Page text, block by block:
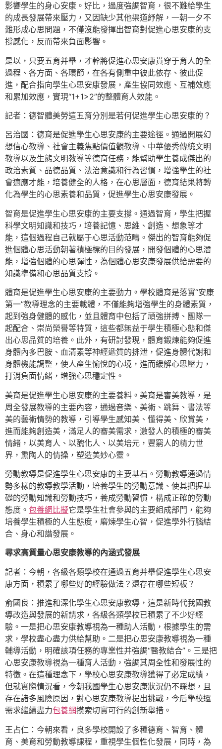
影響學生的身心安康。好比，過度強調智育，很不難給學生
的成長發展帶來壓力，又因缺少其他渠道紓解，一朝一夕不
難形成心思問題，不僅沒能發揮出智育對促進心思安康的支
撐感化，反而帶來負面影響。
是以，只要五育并舉，才幹將促進心思安康貫穿于育人的全
過程、各方面、各環節，在各有側重中彼此依存、彼此促
進，配合指向學生心思安康發展，產生協同效應、互補效應
和累加效應，實現“1+1>2”的整體育人效能。
記者：德智體美勞這五育分別是若何促進學生心思安康的？
呂治國：德育是促進學生心思安康的主要途徑。通過開展幻
想信心教導、社會主義焦點價值觀教導、中華優秀傳統文明
教導以及生態文明教導等德育任務，能幫助學生養成傑出的
政治素質、品德品質、法治意識和行為習慣，增強學生的社
會適應才能，培養健全的人格，在心思層面，德育結果將轉
化為學生的心思素養和品質，促進學生心思安康發展。
智育是促進學生心思安康的主要支撐。通過智育，學生把握
科學文明知識和技巧，培養記憶、思維、創造、想象等才
能，這個過程自己就屬于心思活動范疇。傑出的智育能夠促
進個體心思活動朝著積極標的目的發展，開發個體的心思潛
能，增強個體的心思彈性，為個體心思安康發展供給需要的
知識準備和心思品質支撐。
體育是促進學生心思安康的主要動力。學校體育是落實“安康
第一”教導理念的主要載體，不僅能夠增強學生的身體素質，
起到強身健體的感化，並且體育中包括了頑強拼搏、團隊一
起配合、崇尚榮譽等特質，這些都無益于學生積極心態和傑
出心思品質的培養。此外，有研討發現，體育鍛煉能夠促進
身體內多巴胺、血清素等神經遞質的排泄，促進身體代謝和
身體機能調整，使人產生愉悅的心境，進而緩解心思壓力，
打消負面情緒，增強心思穩定性。
美育是促進學生心思安康的主要養料。美育是審美教導，是
周全發展教導的主要內容，通過音樂、美術、跳舞、書法等
美的藝術情勢的教導，引導學生感知美、懂得美、欣賞美，
進而能夠創造美，滿足人的審美需求，激發人的積極的審美
情緒，以美育人、以醜化人、以美培元，豐窮人的精力世
界，熏陶人的情操，塑造美妙心靈。
勞動教導是促進學生心思安康的主要基石。勞動教導通過情
勢多樣的教導教學活動，培養學生的勞動意識、使其把握基
礎的勞動知識和勞動技巧，養成勞動習慣，構成正確的勞動
態度。 包養網比擬它是學生社會參與的主要組成部門，能夠
培養學生積極的人生態度，磨煉學生心智，促進學外行腦結
合、身心和諧發展。
尋求高質量心思安康教導的內涵式發展
記者：今朝，各級各類學校在通過五育并舉促進學生心思安
康方面，積累了哪些好的經驗做法？還存在哪些短板？
俞國良：推進和深化學生心思安康教導，這是新時代我國教
導改造與發展的新請求，各級各類學校已積累了不少好經
驗。一是把心思安康教導視為一種助人活動，根據學生的需
求，學校盡心盡力供給幫助。二是把心思安康教導視為一種
輔導活動，明確該項任務的專業性并強調“醫教結合”。三是把
心思安康教導視為一種育人活動，強調其周全性和發展性的
特徵。在這種理念下，學校心思安康教導獲得了必定成績，
但就實際情況看，今朝我國學生心思安康狀況仍不睬想，且
存在諸多風險原因，對心思安康教導提出挑戰，今后學校還
需求繼續盡力包養網摸索切實可行的創新舉措。
王占仁：今朝來看，良多學校開設了多種德育、智育、體
育、美育和勞動教導課程，重視學生個性化發展，同時，為